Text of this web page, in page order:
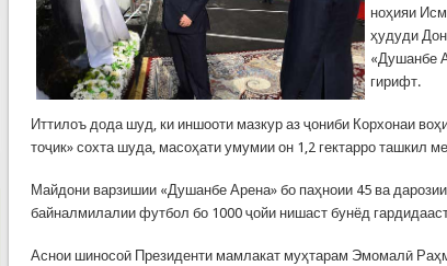
ноҳияи
ҳудуди
«Душанбе
гирифт.
Иттилоъ дода шуд, ки иншооти мазкур аз ҷониби Корхонаи
тоҷик» сохта шуда, масоҳати умумии он 1,2 гектарро ташкил
Майдони варзишии «Душанбе Арена» бо паҳноии 45 ва
байналмилалии футбол бо 1000 ҷойи нишаст бунёд
Аснои шиносоӣ Президенти мамлакат муҳтарам Эмомалӣ